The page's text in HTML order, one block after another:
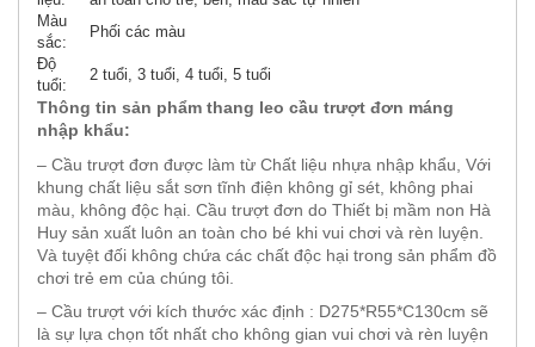
Màu
sắc:
Phối các màu
Độ
tuổi:
2 tuổi, 3 tuổi, 4 tuổi, 5 tuổi
Thông tin sản phẩm thang leo cầu trượt đơn máng
nhập khẩu:
– Cầu trượt đơn được làm từ Chất liệu nhựa nhập khẩu, Với
khung chất liệu sắt sơn tĩnh điện không gỉ sét, không phai
màu, không độc hại. Cầu trượt đơn do Thiết bị mầm non Hà
Huy sản xuất luôn an toàn cho bé khi vui chơi và rèn luyện.
Và tuyệt đối không chứa các chất độc hại trong sản phẩm đồ
chơi trẻ em của chúng tôi.
– Cầu trượt với kích thước xác định : D275*R55*C130cm sẽ
là sự lựa chọn tốt nhất cho không gian vui chơi và rèn luyện